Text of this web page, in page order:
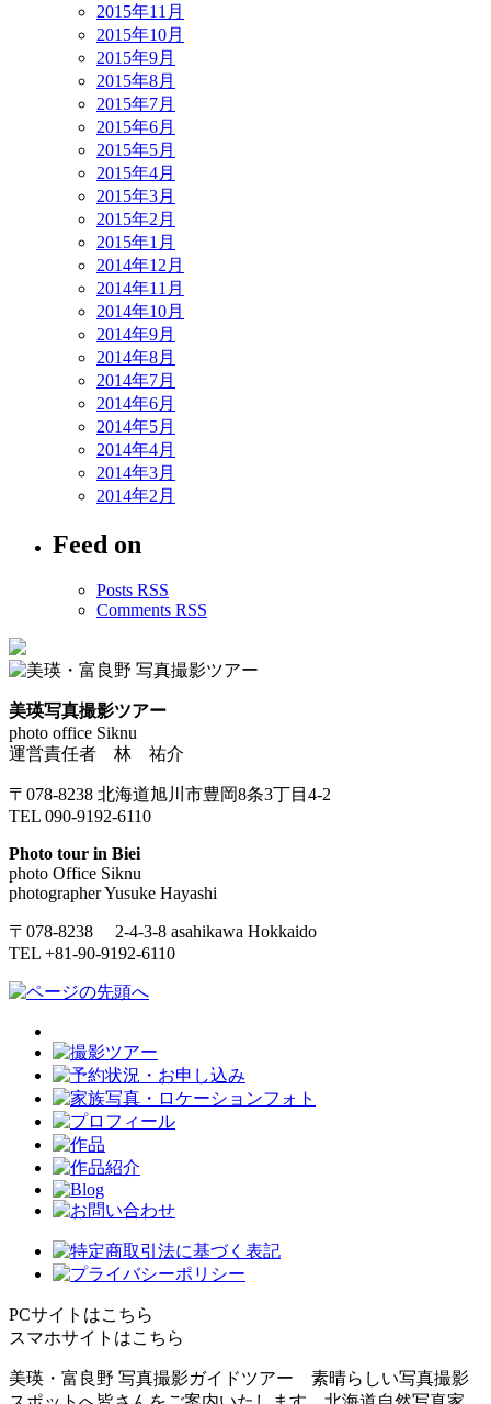
2015年11月
2015年10月
2015年9月
2015年8月
2015年7月
2015年6月
2015年5月
2015年4月
2015年3月
2015年2月
2015年1月
2014年12月
2014年11月
2014年10月
2014年9月
2014年8月
2014年7月
2014年6月
2014年5月
2014年4月
2014年3月
2014年2月
Feed on
Posts RSS
Comments RSS
美瑛写真撮影ツアー
photo office Siknu
運営責任者 林 祐介
〒078-8238 北海道旭川市豊岡8条3丁目4-2
TEL 090-9192-6110
Photo tour in Biei
photo Office Siknu
photographer Yusuke Hayashi
〒078-8238 2-4-3-8 asahikawa Hokkaido
TEL +81-90-9192-6110
PCサイトはこちら
スマホサイトはこちら
美瑛・富良野 写真撮影ガイドツアー 素晴らしい写真撮影